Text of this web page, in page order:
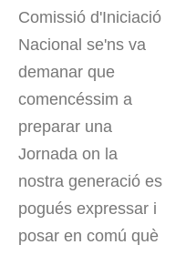
Comissió d'Iniciació
Nacional se'ns va
demanar que
comencéssim a
preparar una
Jornada on la
nostra generació es
pogués expressar i
posar en comú què